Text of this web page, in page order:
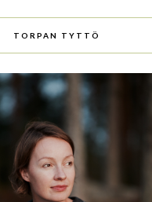
TORPAN TYTTÖ